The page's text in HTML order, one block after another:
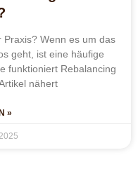
Wenn es um das
geht, ist eine häufige
funktioniert Rebalancing
nähert
»